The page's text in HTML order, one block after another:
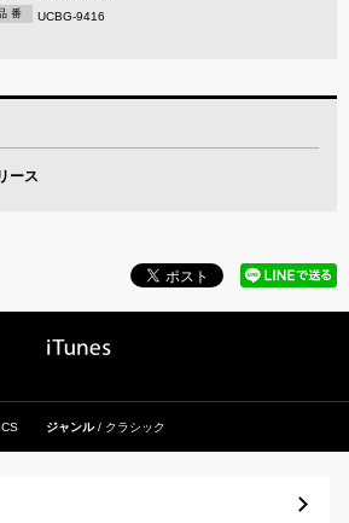
番 UCBG-9416
ース
ジャンル クラシック